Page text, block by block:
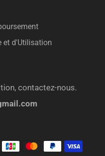
et d'Utilisation
contactez-nous.